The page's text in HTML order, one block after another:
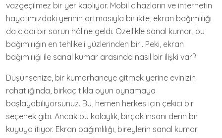
vazgeçilmez bir yer kaplıyor. Mobil cihazların ve internetin
hayatımızdaki yerinin artmasıyla birlikte, ekran bağımlılığı
da ciddi bir sorun hâline geldi. Özellikle sanal kumar, bu
bağımlılığın en tehlikeli yüzlerinden biri. Peki, ekran
bağımlılığı ile sanal kumar arasında nasıl bir ilişki var?
Düşünsenize, bir kumarhaneye gitmek yerine evinizin
rahatlığında, birkaç tıkla oyun oynamaya
başlayabiliyorsunuz. Bu, hemen herkes için çekici bir
seçenek gibi. Ancak bu kolaylık, birçok insanı derin bir
kuyuya itiyor. Ekran bağımlılığı, bireylerin sanal kumar